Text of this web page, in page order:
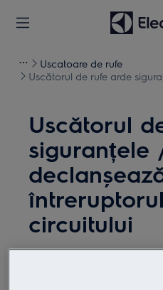
Uscatoare de rufe
Uscătorul de rufe arde
Uscătorul
siguranțele
circuitului